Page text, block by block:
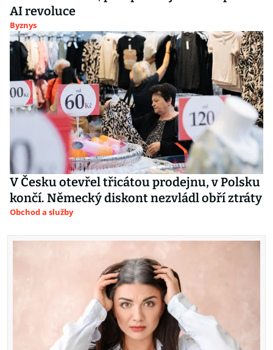
AI revoluce
Byznys
V Česku otevřel třicátou prodejnu, v Polsku
končí. Německý diskont nezvládl obří ztráty
Obchod a služby